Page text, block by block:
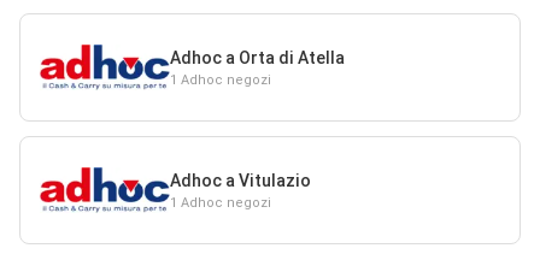
Adhoc a Orta di Atella
1 Adhoc negozi
Adhoc a Vitulazio
1 Adhoc negozi